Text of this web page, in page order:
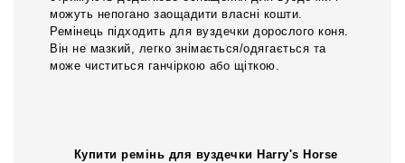
можуть непогано заощадити власні кошти.
Ремінець підходить для вуздечки дорослого коня.
Він не мазкий, легко знімається/одягається та
може чиститься ганчіркою або щіткою.
Купити ремінь для вуздечки Harry's Horse